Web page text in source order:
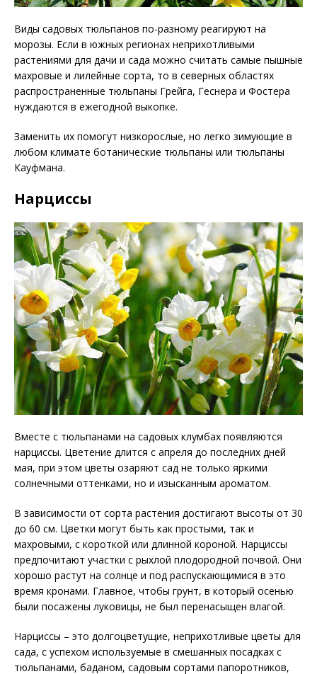
Виды садовых тюльпанов по-разному реагируют на
морозы. Если в южных регионах неприхотливыми
растениями для дачи и сада можно считать самые пышные
махровые и лилейные сорта, то в северных областях
распространенные тюльпаны Грейга, Геснера и Фостера
нуждаются в ежегодной выкопке.
Заменить их помогут низкорослые, но легко зимующие в
любом климате ботанические тюльпаны или тюльпаны
Кауфмана.
Нарциссы
Вместе с тюльпанами на садовых клумбах появляются
нарциссы. Цветение длится с апреля до последних дней
мая, при этом цветы озаряют сад не только яркими
солнечными оттенками, но и изысканным ароматом.
В зависимости от сорта растения достигают высоты от 30
до 60 см. Цветки могут быть как простыми, так и
махровыми, с короткой или длинной короной. Нарциссы
предпочитают участки с рыхлой плодородной почвой. Они
хорошо растут на солнце и под распускающимися в это
время кронами. Главное, чтобы грунт, в который осенью
были посажены луковицы, не был перенасыщен влагой.
Нарциссы – это долгоцветущие, неприхотливые цветы для
сада, с успехом используемые в смешанных посадках с
тюльпанами, баданом, садовым сортами папоротников,